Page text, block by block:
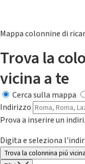
Mappa colonnine di
Trova la
vicina a te
Cerca sulla mappa
Indirizzo
Prova a inserire un
Digita e seleziona
Trova la colonnina piú vicina